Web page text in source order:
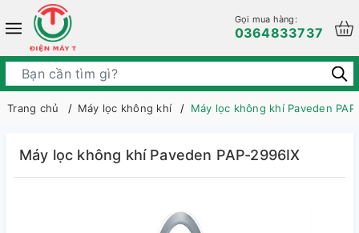
Gọi mua hàng:
0364833737
Trang chủ Máy lọc không khí Máy lọc không khí Paveden
Máy lọc không khí Paveden PAP-2996IX